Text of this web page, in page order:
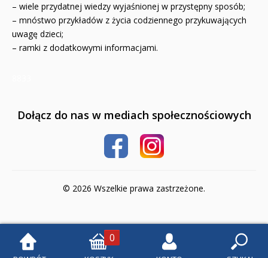
Książki religijne dla dzieci
Komiksy
Puzzle
PROMOCJA ZESTAWY STARTOWE KAKADU
RELIGIJNE
– wiele przydatnej wiedzy wyjaśnionej w przystępny sposób;
– mnóstwo przykładów z życia codziennego przykuwających
uwagę dzieci;
– ramki z dodatkowymi informacjami.
Dołącz do nas w mediach społecznościowych
© 2026 Wszelkie prawa zastrzeżone.
0